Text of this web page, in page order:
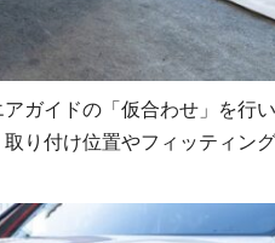
ガイドの「仮合わせ」を行い
り付け位置やフィッティン